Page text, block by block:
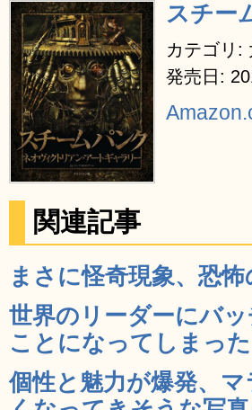
スチー
カテゴリ:
発売日:
関連記事
まさに怪奇現象、恐
世界のリーダーにバ
ことになってしまっ
個性と魅力が爆発、